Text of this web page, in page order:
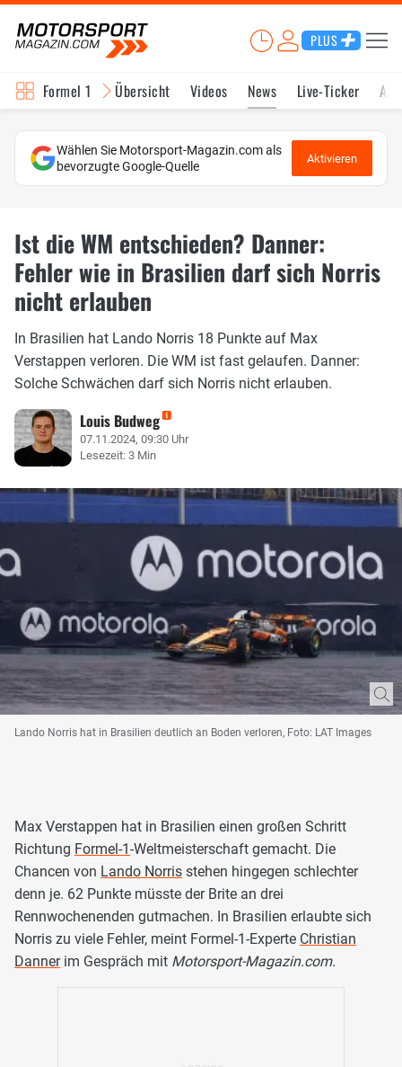
PLUS
Formel 1 Übersicht Videos News Live-Ticker
Wählen Sie Motorsport-Magazin.com als
bevorzugte Google-Quelle
Aktivieren
Ist die WM entschieden? Danner:
Fehler wie in Brasilien darf sich Norris
nicht erlauben
In Brasilien hat Lando Norris 18 Punkte auf Max
Verstappen verloren. Die WM ist fast gelaufen. Danner:
Solche Schwächen darf sich Norris nicht erlauben.
Louis Budweg
07.11.2024, 09:30 Uhr
Lesezeit: 3 Min
Lando Norris hat in Brasilien deutlich an Boden verloren, Foto: LAT Images
Max Verstappen hat in Brasilien einen großen Schritt
Richtung Formel-1-Weltmeisterschaft gemacht. Die
Chancen von Lando Norris stehen hingegen schlechter
denn je. 62 Punkte müsste der Brite an drei
Rennwochenenden gutmachen. In Brasilien erlaubte sich
Norris zu viele Fehler, meint Formel-1-Experte Christian
Dannerim Gespräch mit Motorsport-Magazin.com.